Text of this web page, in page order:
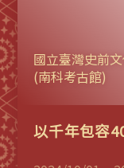
國立臺灣史前
(南科考古館)
以千年包容